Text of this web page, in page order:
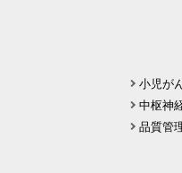
小児が
中枢神
品質管